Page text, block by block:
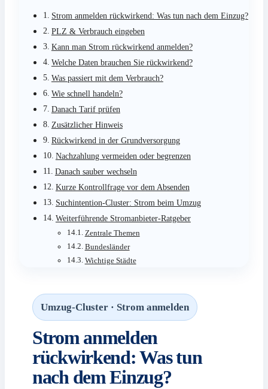
Strom anmelden rückwirkend: Was tun nach dem Einzug?
PLZ & Verbrauch eingeben
Kann man Strom rückwirkend anmelden?
Welche Daten brauchen Sie rückwirkend?
Was passiert mit dem Verbrauch?
Wie schnell handeln?
Danach Tarif prüfen
Zusätzlicher Hinweis
Rückwirkend in der Grundversorgung
Nachzahlung vermeiden oder begrenzen
Danach sauber wechseln
Kurze Kontrollfrage vor dem Absenden
Suchintention-Cluster: Strom beim Umzug
Weiterführende Stromanbieter-Ratgeber
Zentrale Themen
Bundesländer
Wichtige Städte
Umzug-Cluster · Strom anmelden
Strom anmelden
rückwirkend: Was tun
nach dem Einzug?